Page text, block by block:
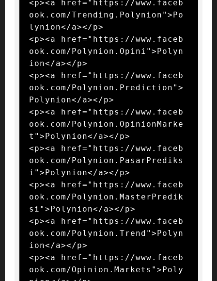
<p><a href="https://www.faceb
ook.com/Trending.Polynion">Po
lynion</a></p>
<p><a href="https://www.faceb
ook.com/Polynion.Opini">Polyn
ion</a></p>
<p><a href="https://www.faceb
ook.com/Polynion.Prediction">
Polynion</a></p>
<p><a href="https://www.faceb
ook.com/Polynion.OpinionMarke
t">Polynion</a></p>
<p><a href="https://www.faceb
ook.com/Polynion.PasarPrediks
i">Polynion</a></p>
<p><a href="https://www.faceb
ook.com/Polynion.MasterPredik
si">Polynion</a></p>
<p><a href="https://www.faceb
ook.com/Polynion.Trend">Polyn
ion</a></p>
<p><a href="https://www.faceb
ook.com/Opinion.Markets">Poly